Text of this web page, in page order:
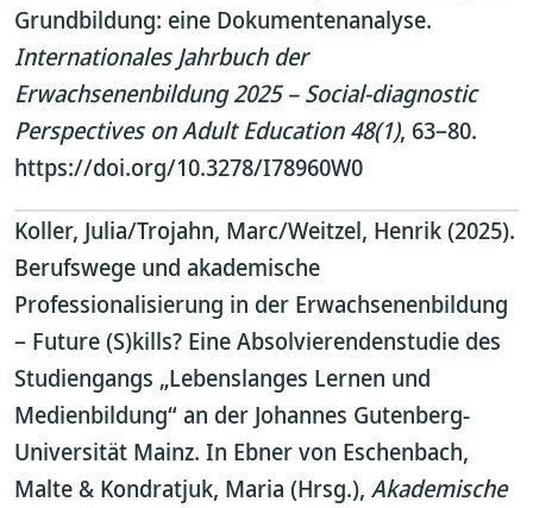
Grundbildung: eine Dokumentenanalyse.
Internationales Jahrbuch der
Erwachsenenbildung 2025 – Social-diagnostic
Perspectives on Adult Education 48(1), 63–80.
https://doi.org/10.3278/I78960W0
Koller, Julia/Trojahn, Marc/Weitzel, Henrik (2025).
Berufswege und akademische
Professionalisierung in der Erwachsenenbildung
– Future (S)kills? Eine Absolvierendenstudie des
Studiengangs „Lebenslanges Lernen und
Medienbildung“ an der Johannes Gutenberg-
Universität Mainz. In Ebner von Eschenbach,
Malte & Kondratjuk, Maria (Hrsg.), Akademische